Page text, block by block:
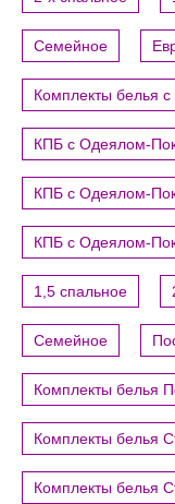
Семейное
Комплекты белья
КПБ с Одеялом-
КПБ с Одеялом-
КПБ с Одеялом-
1,5 спальное
Семейное
Комплекты белья
Комплекты белья
Комплекты белья